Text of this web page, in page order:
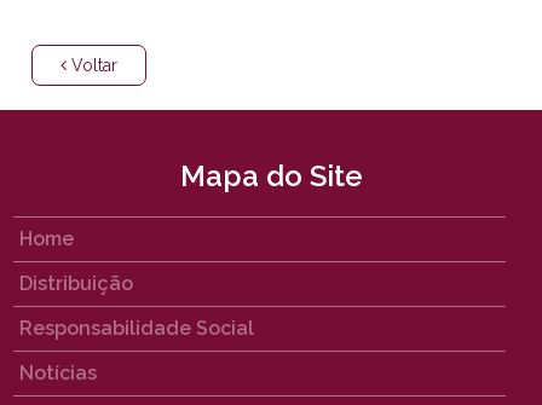
Voltar
Mapa do Site
Home
Distribuição
Responsabilidade Social
Notícias